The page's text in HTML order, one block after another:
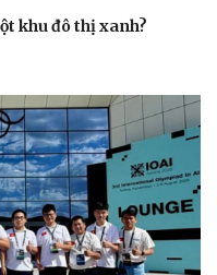
khu đô thị xanh?